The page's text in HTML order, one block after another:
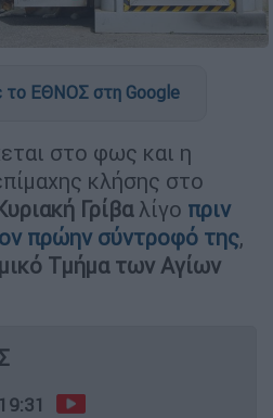
το ΕΘΝΟΣ στη Google
στο φως και η
κλήσης στο
Γρίβαλίγο πριν
πρώην σύντροφό της,
Τμήμα των Αγίων